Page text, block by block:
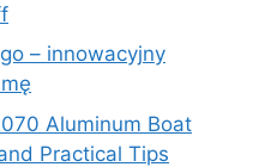
– innowacyjny
Aluminum Boat
Practical Tips